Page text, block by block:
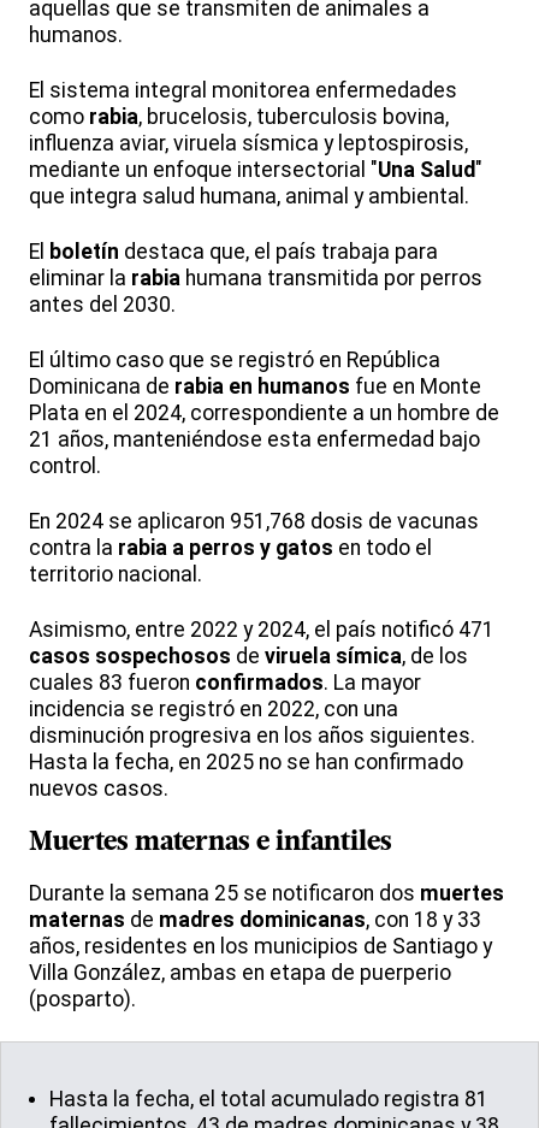
aquellas que se transmiten de animales a
humanos.
El sistema integral monitorea enfermedades
como rabia, brucelosis, tuberculosis bovina,
influenza aviar, viruela sísmica y leptospirosis,
mediante un enfoque intersectorial "Una Salud"
que integra salud humana, animal y ambiental.
El boletín destaca que, el país trabaja para
eliminar la rabia humana transmitida por perros
antes del 2030.
El último caso que se registró en República
Dominicana de rabia en humanos fue en Monte
Plata en el 2024, correspondiente a un hombre de
21 años, manteniéndose esta enfermedad bajo
control.
En 2024 se aplicaron 951,768 dosis de vacunas
contra la rabia a perros y gatos en todo el
territorio nacional.
Asimismo, entre 2022 y 2024, el país notificó 471
casos sospechosos de viruela símica, de los
cuales 83 fueron confirmados. La mayor
incidencia se registró en 2022, con una
disminución progresiva en los años siguientes.
Hasta la fecha, en 2025 no se han confirmado
nuevos casos.
Muertes maternas e infantiles
Durante la semana 25 se notificaron dos muertes
maternas de madres dominicanas, con 18 y 33
años, residentes en los municipios de Santiago y
Villa González, ambas en etapa de puerperio
(posparto).
Hasta la fecha, el total acumulado registra 81